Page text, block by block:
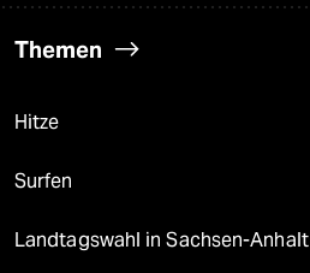
Themen
Hitze
Surfen
Landtagswahl in Sachsen-Anhalt